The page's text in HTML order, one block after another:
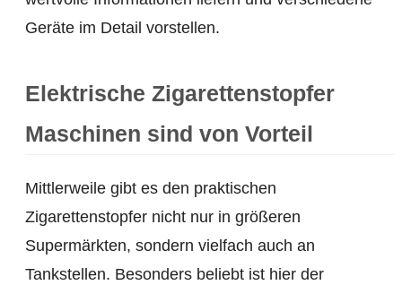
Geräte im Detail vorstellen.
Elektrische Zigarettenstopfer
Maschinen sind von Vorteil
Mittlerweile gibt es den praktischen
Zigarettenstopfer nicht nur in größeren
Supermärkten, sondern vielfach auch an
Tankstellen. Besonders beliebt ist hier der